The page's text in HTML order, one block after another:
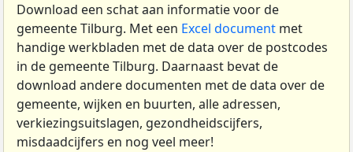
Download een schat aan informatie voor de
gemeente Tilburg. Met een Excel document met
handige werkbladen met de data over de postcodes
in de gemeente Tilburg. Daarnaast bevat de
download andere documenten met de data over de
gemeente, wijken en buurten, alle adressen,
verkiezingsuitslagen, gezondheidscijfers,
misdaadcijfers en nog veel meer!